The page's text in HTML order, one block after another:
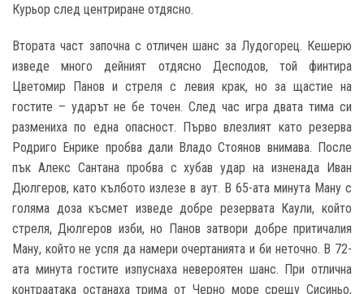
Курьор след центриране отдясно.
Втората част започна с отличен шанс за Лудогорец. Кешерю
изведе много дейният отдясно Десподов, той финтира
Цветомир Панов и стреля с левия крак, но за щастие на
гостите – ударът не бе точен. След час игра двата тима си
размениха по една опасност. Първо влезлият като резерва
Родриго Енрике пробва дали Владо Стоянов внимава. После
пък Алекс Сантана пробва с хубав удар на изненада Иван
Дюлгеров, като кълбото излезе в аут. В 65-ата минута Ману с
голяма доза късмет изведе добре резервата Каули, който
стреля, Дюлгеров изби, но Панов затвори добре притичалия
Ману, който не успя да намери очертанията и би неточно. В 72-
ата минута гостите изпуснаха невероятен шанс. При отлична
контраатака останаха трима от Черно море срещу Сисиньо,